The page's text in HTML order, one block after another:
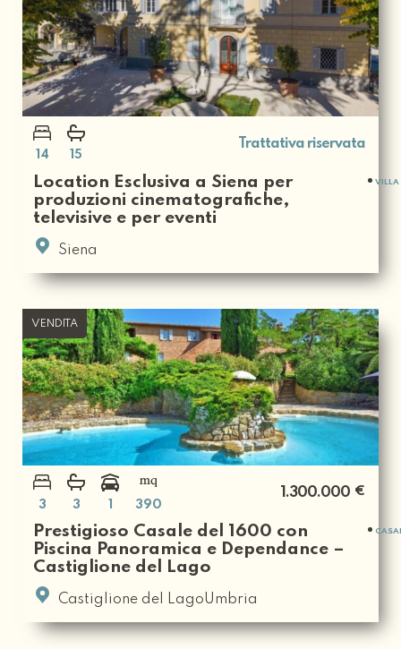
14 15
Trattativa riservata
Location Esclusiva a Siena per
produzioni cinematografiche,
televisive e per eventi
VILLA
Siena
VENDITA
3 3 390
1.300.000 €
Prestigioso Casale del 1600 con
Piscina Panoramica e Dependance –
Castiglione del Lago
Castiglione del LagoUmbria